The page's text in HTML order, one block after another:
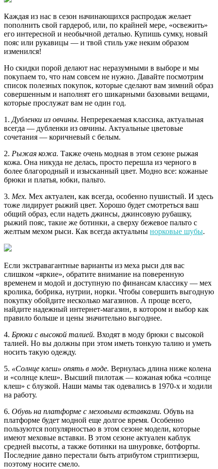
Каждая из нас в сезон начинающихся распродаж желает
пополнить свой гардероб, или, по крайней мере, «освежить»
его интересной и необычной деталью. Купишь сумку, новый
пояс или рукавицы — и твой стиль уже неким образом
изменился!
Но скидки порой делают нас неразумными в выборе и мы
покупаем то, что нам совсем не нужно. Давайте посмотрим
список полезных покупок, которые сделают вам зимний образ
совершенным и наполнят его шикарными базовыми вещами,
которые прослужат вам не один год.
1.Дубленки из овчины. Непререкаемая классика, актуальная
всегда — дубленки из овчины. Актуальные цветовые
сочетания — коричневый с белым.
2. Рыжая кожа. Также очень модная в этом сезоне рыжая
кожа. Она никуда не делась, просто перешла из черного в
более благородный и изысканный цвет. Модно все: кожаные
брюки и платья, юбки, пальто.
3. Мех. Мех актуален, как всегда, особенно пушистый. И здесь
тоже лидирует рыжий цвет. Хорошо будет смотреться ваш
общий образ, если надеть джинсы, джинсовую рубашку,
рыжий пояс, такие же ботинки, а сверху бежевое пальто с
желтым мехом рыси. Как всегда актуальны норковые шубы.
Если экстравагантные варианты из меха рыси для вас
слишком «яркие», обратите внимание на поверенную
временем и модой и доступную по финансам классику — мех
кролика, бобрика, нутрии, норки. Чтобы совершить выгодную
покупку обойдите несколько магазинов. А проще всего,
найдите надежный интернет-магазин, в котором и выбор как
правило больше и цены значительно выгоднее.
4. Брюки с высокой талией. Входят в моду брюки с высокой
талией. Но вы должны при этом иметь тонкую талию и уметь
носить такую одежду.
5. «Солнце клеш» опять в моде. Вернулась длина ниже колена
и «солнце клеш». Высший пилотаж — кожаная юбка «солнце
клеш» с блузкой. Наши мамы так одевались в 1970-х и ходили
на работу.
6. Обувь на платформе с меховыми вставками. Обувь на
платформе будет модной еще долгое время. Особенно
пользуются популярностью в этом сезоне модели, которые
имеют меховые вставки. В этом сезоне актуален каблук
средней высоты, а также ботинки на шнуровке, ботфорты.
Последние давно перестали быть атрибутом стриптизерш,
поэтому носите смело.